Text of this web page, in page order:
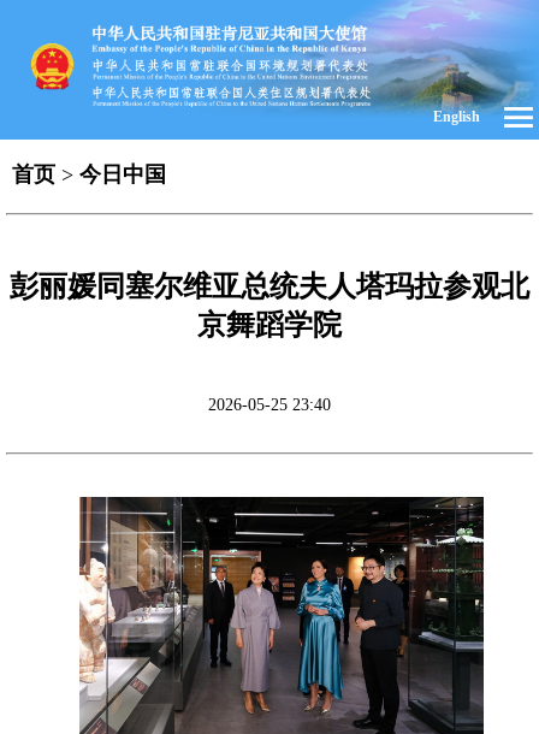
English
首页 > 今日中国
彭丽媛同塞尔维亚总统夫人塔玛拉参观北
京舞蹈学院
2026-05-25 23:40